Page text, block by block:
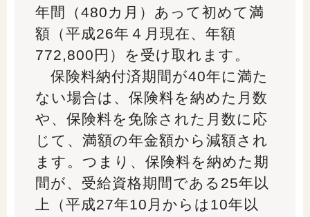
年間（480カ月）あって初めて満
額（平成26年４月現在、年額
772,800円）を受け取れます。
保険料納付済期間が40年に満た
ない場合は、保険料を納めた月数
や、保険料を免除された月数に応
じて、満額の年金額から減額され
ます。つまり、保険料を納めた期
間が、受給資格期間である25年以
上（平成27年10月からは10年以